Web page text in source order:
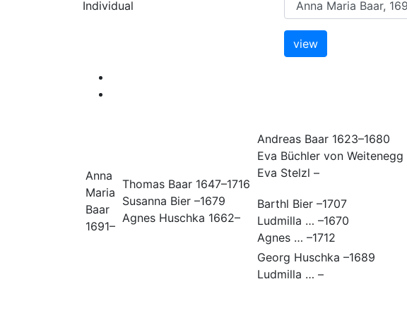
Individual
Anna
Maria
Baar
1691–
Thomas Baar 1647–1716
Susanna Bier –1679
Agnes Huschka 1662–
Andreas Baar 1623–1680
Eva Büchler von Weitenegg
Eva Stelzl –
Barthl Bier –1707
Ludmilla … –1670
Agnes … –1712
Georg Huschka –1689
Ludmilla … –